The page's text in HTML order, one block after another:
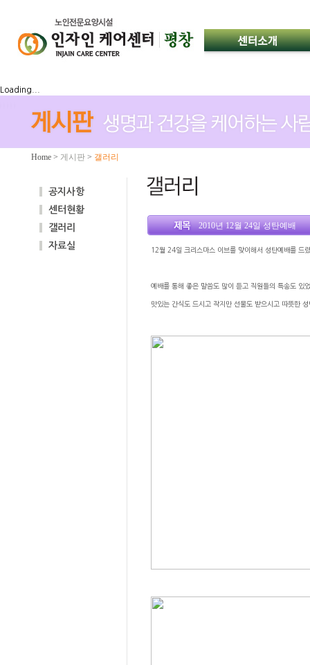
Loading...
Home > 게시판 > 갤러리
공지사항
센터현황
갤러리
자료실
2010년 12월 24일 성탄예배
12월 24일 크리스마스 이브를 맞이해서 성탄예배를 드
예배를 통해 좋은 말씀도 많이 듣고 직원들의 특송도 있
맛있는 간식도 드시고 작지만 선물도 받으시고 따뜻한